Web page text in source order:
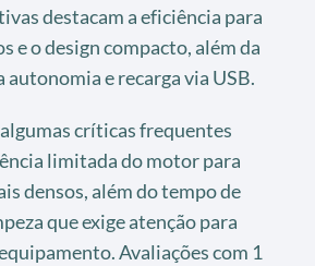
destacam a eficiência para
e o design compacto, além da
autonomia e recarga via USB.
críticas frequentes
limitada do motor para
densos, além do tempo de
que exige atenção para
Avaliações com 1